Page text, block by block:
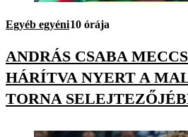
Egyéb egyéni10 órája
ANDRÁS CSABA
HÁRÍTVA NYERT A
TORNA